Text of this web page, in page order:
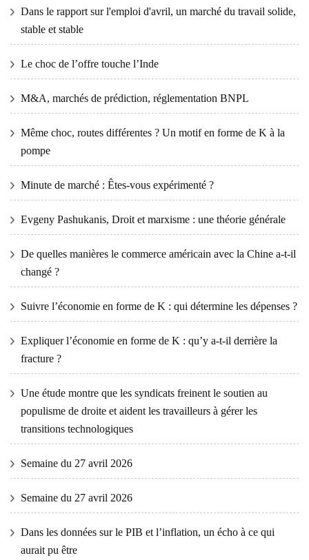
Dans le rapport sur l'emploi d'avril, un marché du travail solide,
stable et stable
Le choc de l’offre touche l’Inde
M&A, marchés de prédiction, réglementation BNPL
Même choc, routes différentes ? Un motif en forme de K à la
pompe
Minute de marché : Êtes-vous expérimenté ?
Evgeny Pashukanis, Droit et marxisme : une théorie générale
De quelles manières le commerce américain avec la Chine a-t-il
changé ?
Suivre l’économie en forme de K : qui détermine les dépenses ?
Expliquer l’économie en forme de K : qu’y a-t-il derrière la
fracture ?
Une étude montre que les syndicats freinent le soutien au
populisme de droite et aident les travailleurs à gérer les
transitions technologiques
Semaine du 27 avril 2026
Semaine du 27 avril 2026
Dans les données sur le PIB et l’inflation, un écho à ce qui
aurait pu être